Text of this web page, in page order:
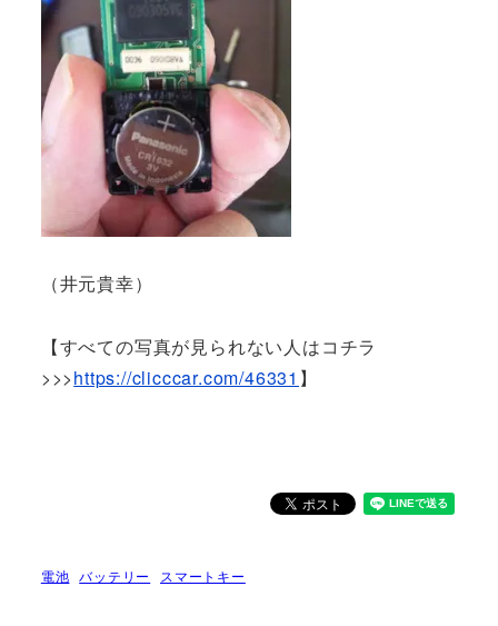
（井元貴幸）
【すべての写真が見られない人はコチラ
>>>https://clicccar.com/46331 】
電池 バッテリー スマートキー